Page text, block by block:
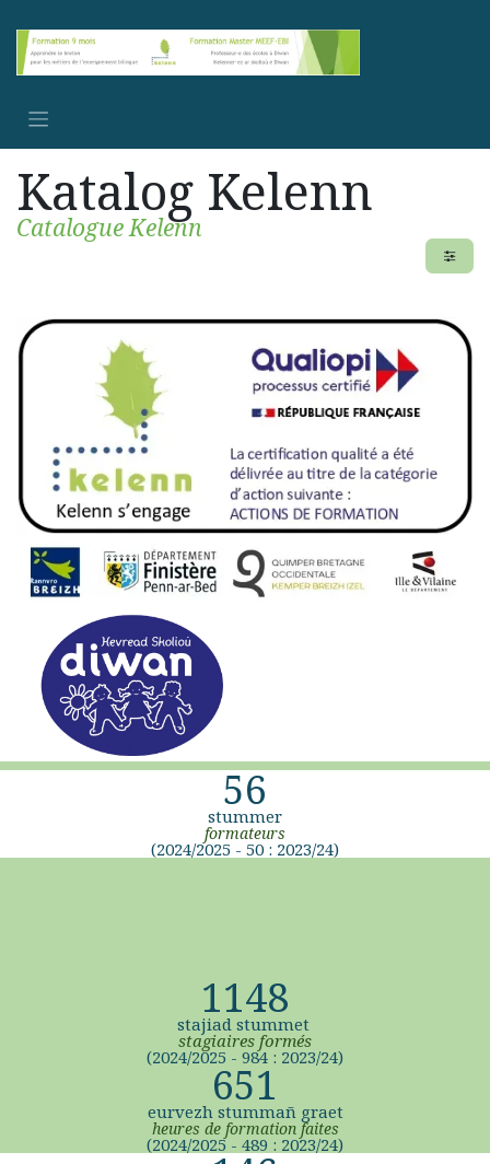
Katalog Kelenn
Catalogue Kelenn
56
stummer
formateurs
(2024/2025 - 50 : 2023/24)
1148
stajiad stummet
stagiaires formés
(2024/2025 - 984 : 2023/24)
651
eurvezh stummañ graet
heures de formation faites
(2024/2025 - 489 : 2023/24)